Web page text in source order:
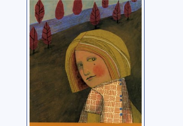
Le bonheur
d'Eliane
Barbeau, Philippe